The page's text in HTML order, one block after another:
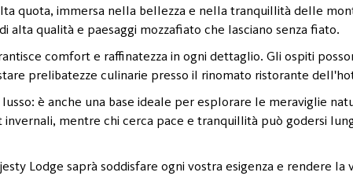
quota, immersa nella bellezza e nella tranquillità delle
alta qualità e paesaggi mozzafiato che lasciano senza fiato.
comfort e raffinatezza in ogni dettaglio. Gli ospiti
prelibatezze culinarie presso il rinomato ristorante
è anche una base ideale per esplorare le meraviglie
mentre chi cerca pace e tranquillità può godersi
Lodge saprà soddisfare ogni vostra esigenza e rendere la